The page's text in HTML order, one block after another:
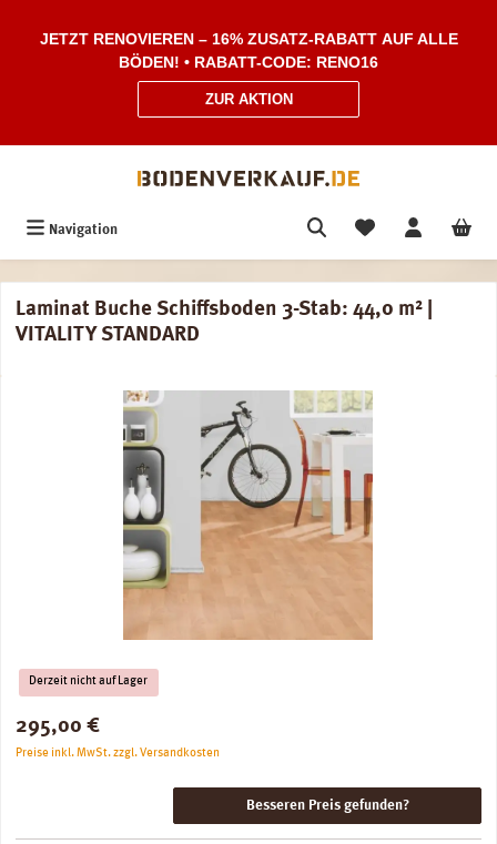
JETZT RENOVIEREN – 16% ZUSATZ-RABATT AUF ALLE
BÖDEN! • RABATT-CODE: RENO16
ZUR AKTION
Navigation
Laminat Buche Schiffsboden 3-Stab: 44,0 m² |
VITALITY STANDARD
Bildergalerie überspringen
Derzeit nicht auf Lager
Regulärer Preis:
295,00 €
Preise inkl. MwSt. zzgl. Versandkosten
Besseren Preis gefunden?